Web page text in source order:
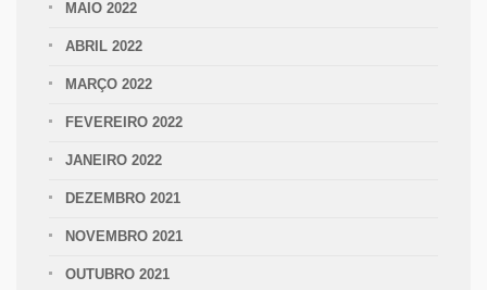
MAIO 2022
ABRIL 2022
MARÇO 2022
FEVEREIRO 2022
JANEIRO 2022
DEZEMBRO 2021
NOVEMBRO 2021
OUTUBRO 2021